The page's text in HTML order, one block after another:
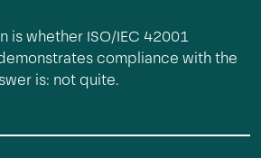
is whether ISO/IEC 42001
compliance with the
is: not quite.